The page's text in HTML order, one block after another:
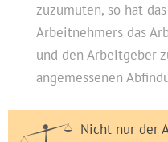
zuzumuten, so hat
Arbeitnehmers das
und den Arbeitgeber
angemessenen
Nicht nur der